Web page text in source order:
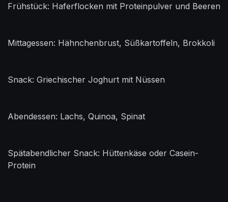
Frühstück: Haferflocken mit Proteinpulver und Beeren
Mittagessen: Hähnchenbrust, Süßkartoffeln, Brokkoli
Snack: Griechischer Joghurt mit Nüssen
Abendessen: Lachs, Quinoa, Spinat
Spätabendlicher Snack: Hüttenkäse oder Casein-
Protein